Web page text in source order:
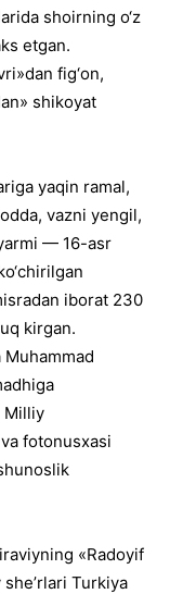
shoirning o‘z
etgan.
fig‘on,
shikoyat
yaqin ramal,
vazni yengil,
— 16-asr
iborat 230
kirgan.
Milliy
fotonusxasi
«Radoyif
Turkiya